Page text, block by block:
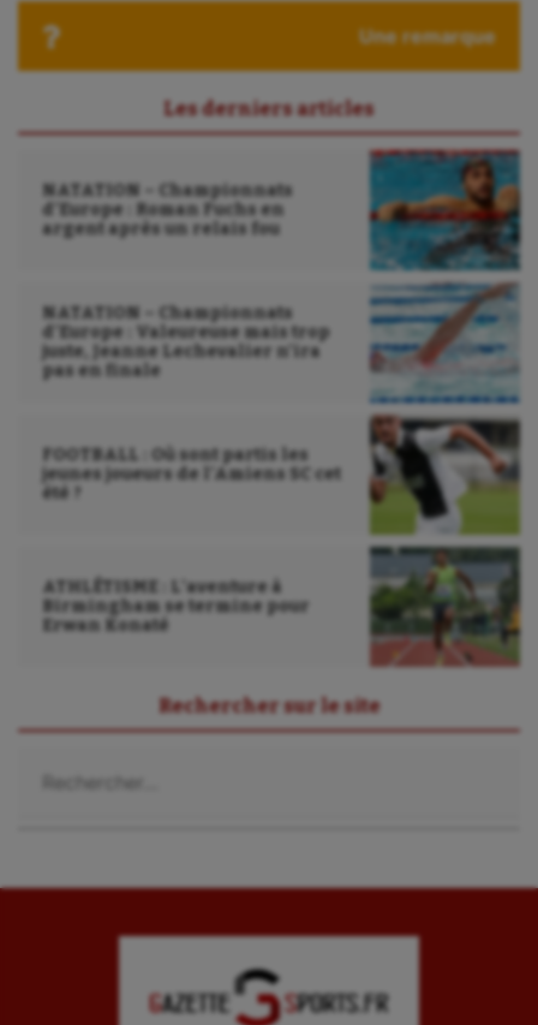
Une remarque
Les derniers articles
NATATION – Championnats
d’Europe : Roman Fuchs en
argent après un relais fou
NATATION – Championnats
d’Europe : Valeureuse mais trop
juste, Jeanne Lechevalier n’ira
pas en finale
FOOTBALL : Où sont partis les
jeunes joueurs de l’Amiens SC cet
été ?
ATHLÉTISME : L’aventure à
Birmingham se termine pour
Erwan Konaté
Rechercher sur le site